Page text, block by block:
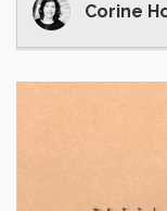
Corine